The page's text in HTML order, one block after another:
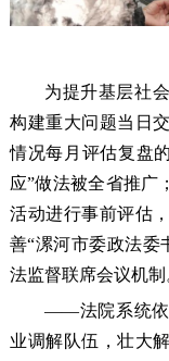
为提升基层社
构建重大问题当日
情况每月评估复盘
应”做法被全省推广
活动进行事前评估
善“漯河市委政法委
法监督联席会议机制
——法院系统依
业调解队伍，壮大